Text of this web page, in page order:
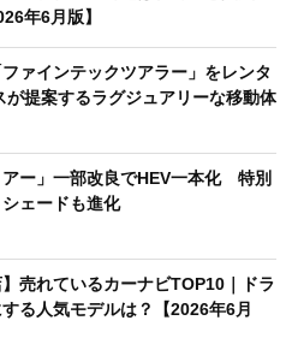
年6月版】
ァインテックツアラー」をレンタ
が提案するラグジュアリーな移動体
アー」一部改良でHEV一本化 特別
ェードも進化
】売れているカーナビTOP10｜ドラ
る人気モデルは？【2026年6月